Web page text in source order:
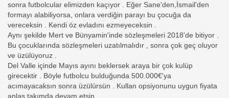
sonra futbolcular elimizden kaçıyor . Eğer Sane'den,İsmail'den
formayı alabiliyorsa, onlara verdiğin parayı bu çocuğa da
vereceksin . Kendi öz evladını ezmeyeceksin .
Aynı şekilde Mert ve Bünyamin'inde sözleşmeleri 2018'de bitiyor .
Bu çocuklarında sözleşmeleri uzatılmalıdır , sonra çok geç oluyor
ve üzülüyoruz .
Del Valle içinde Mayıs ayını beklersek araya bir çok kulüp
girecektir . Böyle futbolcu bulduğunda 500.000€'ya
acımayacaksın sonra üzülürsün . Kullan opsiyonunu uygun fiyata
anlaş takımda devam etsin .